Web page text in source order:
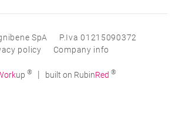
SpA
P.Iva 01215090372
policy
Company info
up ® | built on RubinRed ®